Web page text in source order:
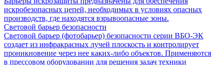
искробезопасных цепей, необходимых в условиях опасных
производств, где находятся взрывоопасные зоны.
Световой барьер безопасности
Световой барьер (фотобарьер) безопасности серии ВБО-ЭК
создает из инфракрасных лучей плоскость и контролирует
проникновение через нее каких-либо объектов. Применяются
в прессовом оборудовании для решения задач техники